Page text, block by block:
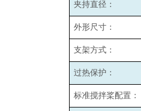
夹持直径：
外形尺寸：
支架方式：
过热保护：
标准搅拌桨配置：